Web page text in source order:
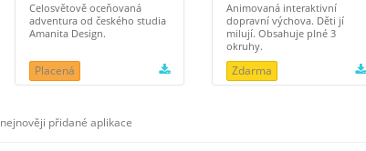
Celosvětově oceňovaná
adventura od českého studia
Amanita Design.
Placená
Animovaná interaktivní
dopravní výchova. Děti jí
milují. Obsahuje plné 3
okruhy.
Zdarma
nejnověji přidané aplikace